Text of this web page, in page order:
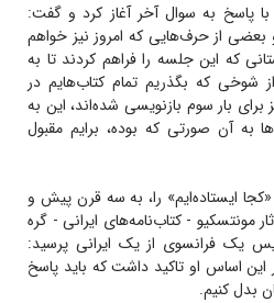
پاسخ به سوال آخر آغاز کرد و گفت:
و بعضی از حرف‌هایی که امروز نیز خواهم
که این جلسه را فراهم کردند تا به
از شوخی که بگذریم تمام کتاب‌هایم در
بار سوم بازنویسی شده‌اند، این به
به آن صورتی که بوده، برایم مقبول
ایستاده‌ایم» را، به سه قرن پیش و
- کتاب‌نامه‌های ایرانی - گره
یک فرانسوی از یک ایرانی پرسید:
این اساس او تاکید داشت که باید پاسخ
بدل کنیم.